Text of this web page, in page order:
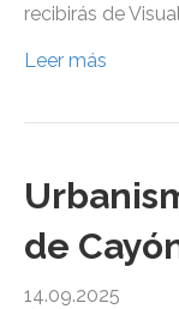
recibirás de
Leer más
de
14.09.2025